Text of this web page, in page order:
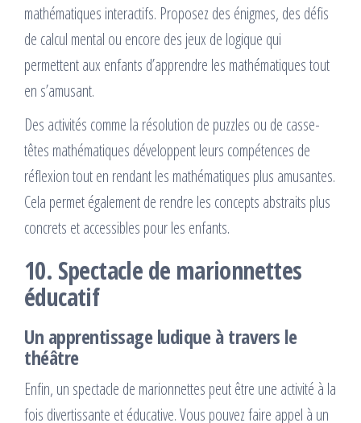
mathématiques interactifs. Proposez des énigmes, des défis
de calcul mental ou encore des jeux de logique qui
permettent aux enfants d’apprendre les mathématiques tout
en s’amusant.
Des activités comme la résolution de puzzles ou de casse-
têtes mathématiques développent leurs compétences de
réflexion tout en rendant les mathématiques plus amusantes.
Cela permet également de rendre les concepts abstraits plus
concrets et accessibles pour les enfants.
10. Spectacle de marionnettes
éducatif
Un apprentissage ludique à travers le
théâtre
Enfin, un spectacle de marionnettes peut être une activité à la
fois divertissante et éducative. Vous pouvez faire appel à un